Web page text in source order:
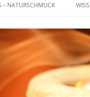
OF PLANTS FOR YOU ©
RÄUCHERWERK OHNE
FÜR EIN
ROSIGE
WAS DAS
– NATURSCHMUCK